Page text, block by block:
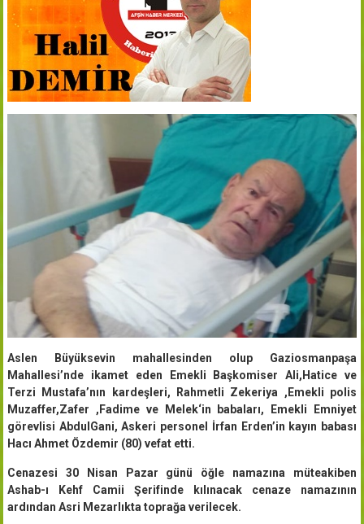
Aslen Büyüksevin mahallesinden olup Gaziosmanpaşa
Mahallesi’nde ikamet eden Emekli Başkomiser Ali,Hatice ve
Terzi Mustafa’nın kardeşleri, Rahmetli Zekeriya ,Emekli polis
Muzaffer,Zafer ,Fadime ve Melek‘in babaları, Emekli Emniyet
görevlisi AbdulGani, Askeri personel İrfan Erden’in kayın babası
Hacı Ahmet Özdemir (80) vefat etti.
Cenazesi 30 Nisan Pazar günü öğle namazına müteakiben
Ashab-ı Kehf Camii Şerifinde kılınacak cenaze namazının
ardından Asri Mezarlıkta toprağa verilecek.